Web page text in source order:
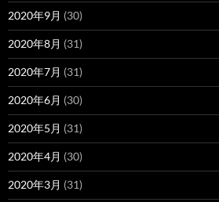
2020年9月 (30)
2020年8月 (31)
2020年7月 (31)
2020年6月 (30)
2020年5月 (31)
2020年4月 (30)
2020年3月 (31)